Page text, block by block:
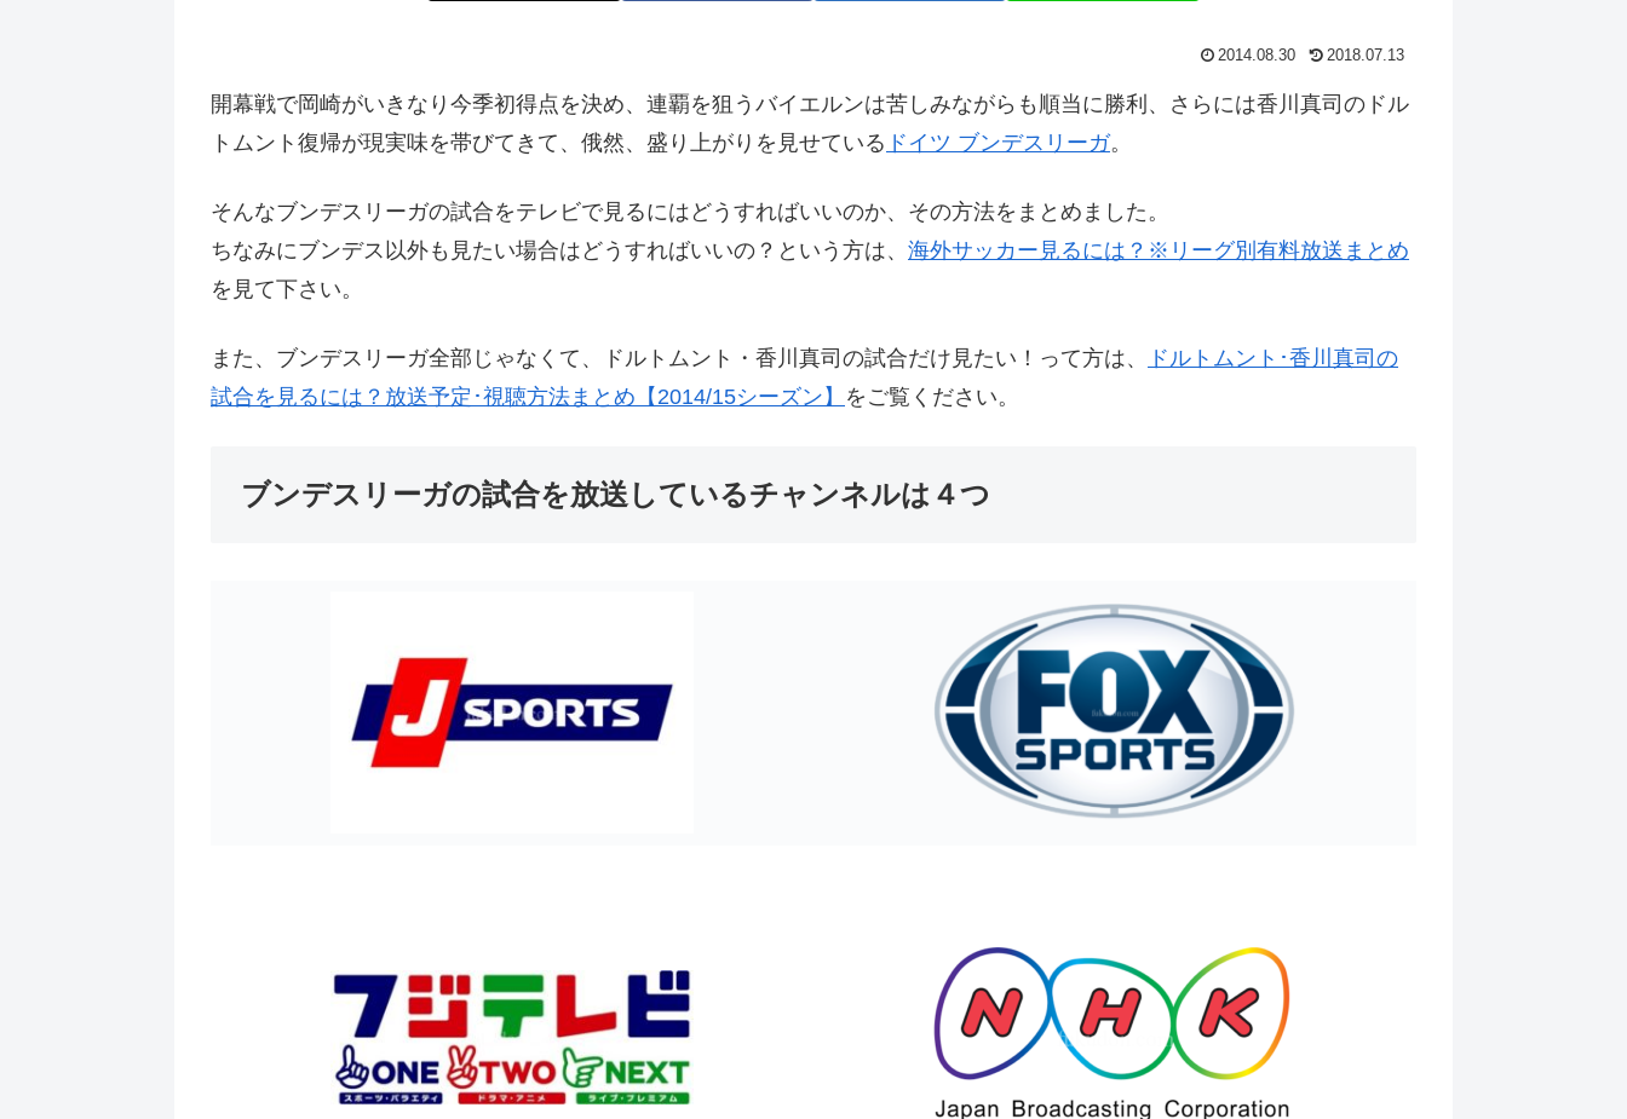
2014.08.30 2018.07.13
開幕戦で岡崎がいきなり今季初得点を決め、連覇を狙うバイエルンは苦しみながらも順当に勝利、さらには香川真司のドル
トムント復帰が現実味を帯びてきて、俄然、盛り上がりを見せている ドイツ ブンデスリーガ。
そんなブンデスリーガの試合をテレビで見るにはどうすればいいのか、その方法をまとめました。
ちなみにブンデス以外も見たい場合はどうすればいいの？という方は、 海外サッカー見るには？※リーグ別有料放送まとめ
を見て下さい。
また、ブンデスリーガ全部じゃなくて、ドルトムント・香川真司の試合だけ見たい！って方は、
ドルトムント･香川真司の
試合を見るには？放送予定･視聴方法まとめ【2014/15シーズン】 をご覧ください。
ブンデスリーガの試合を放送しているチャンネルは４つ